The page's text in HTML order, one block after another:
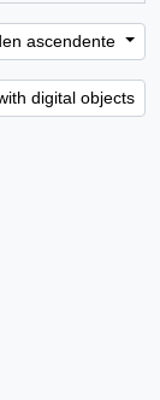
ascendente
digital objects